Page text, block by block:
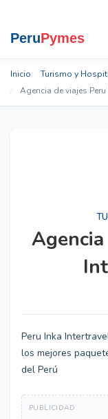
Inicio
Turismo y
Agencia de viajes
Peru Inka
los mejores
del Perú